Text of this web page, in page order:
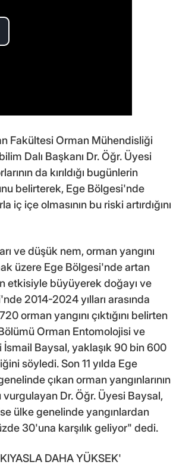
Fakültesi Orman Mühendisliği
Dalı Başkanı Dr. Öğr. Üyesi
da kırıldığı bugünlerin
belirterek, Ege Bölgesi'nde
içe olmasının bu riski artırdığını
ve düşük nem, orman yangını
üzere Ege Bölgesi'nde artan
etkisiyle büyüyerek doğayı ve
2014-2024 yılları arasında
orman yangını çıktığını belirten
Orman Entomolojisi ve
İsmail Baysal, yaklaşık 90 bin 600
söyledi. Son 11 yılda Ege
çıkan orman yangınlarının
Dr. Öğr. Üyesi Baysal,
ülke genelinde yangınlardan
30'una karşılık geliyor" dedi.
DAHA YÜKSEK'